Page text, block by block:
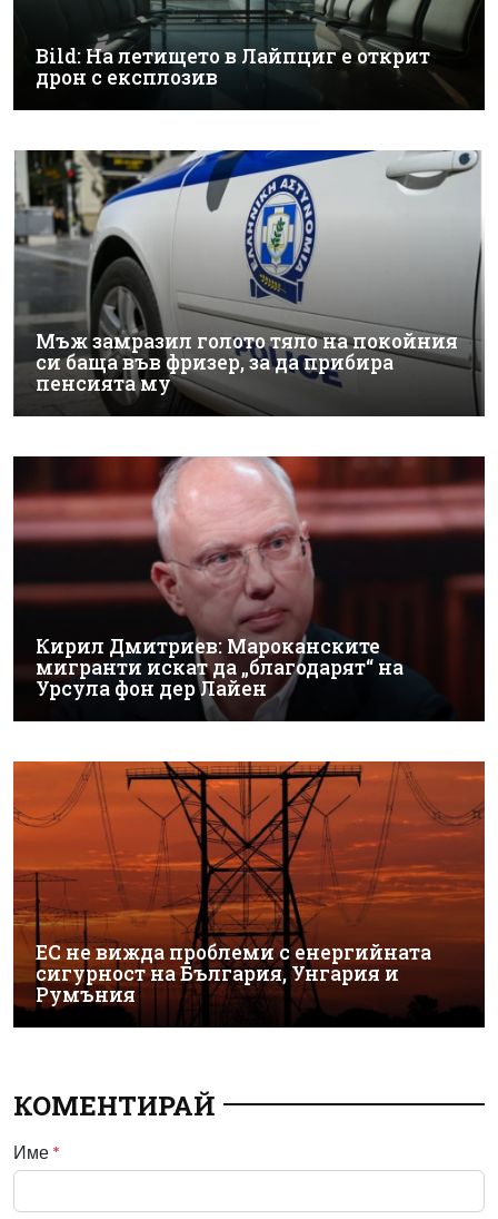
Bild: На летището в Лайпциг е открит
дрон с експлозив
Мъж замразил голото тяло на покойния
си баща във фризер, за да прибира
пенсията му
Кирил Дмитриев: Мароканските
мигранти искат да „благодарят“ на
Урсула фон дер Лайен
ЕС не вижда проблеми с енергийната
сигурност на България, Унгария и
Румъния
КОМЕНТИРАЙ
Име *